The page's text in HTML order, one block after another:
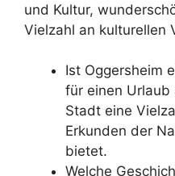
und Kultur,
Vielzahl an kulturellen
Ist Oggersheim
für einen Urlaub
Stadt eine
Erkunden der
bietet.
Welche